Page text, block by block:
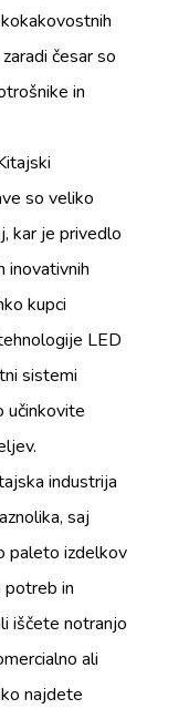
česar so
in
so veliko
kar je privedlo
inovativnih
kupci
LED
sistemi
učinkovite
industrija
saj
paleto izdelkov
potreb in
iščete notranjo
ali
najdete